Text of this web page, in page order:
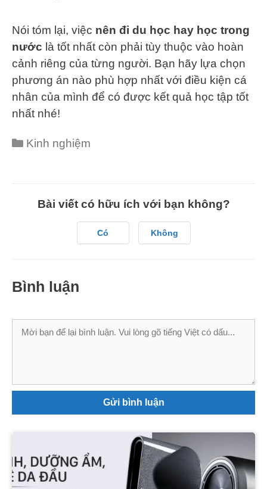
Nói tóm lại, việc nên đi du học hay học trong
nước là tốt nhất còn phải tùy thuộc vào hoàn
cảnh riêng của từng người. Bạn hãy lựa chọn
phương án nào phù hợp nhất với điều kiện cá
nhân của mình để có được kết quả học tập tốt
nhất nhé!
Categories
Kinh nghiệm
Bài viết có hữu ích với bạn không?
Có Không
Bình luận
Bình